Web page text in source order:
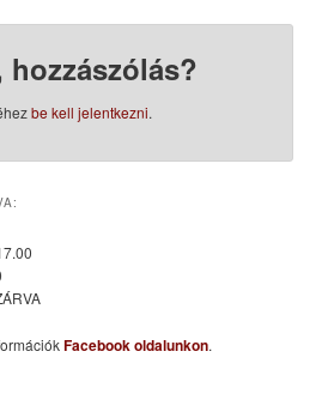
hozzászólás?
be kell jelentkezni.
Facebook oldalunkon.